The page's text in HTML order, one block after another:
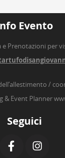
Evento
e Prenotazioni per
/
& Event Planner
Seguici